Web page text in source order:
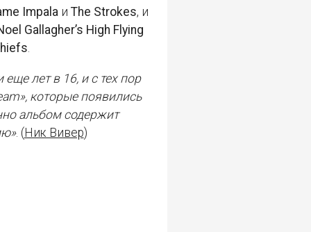
Impalaи The Strokes, и
Gallagher’s High Flying
.
лет в 16, и с тех пор
которые появились
альбом содержит
. (Ник Вивер)